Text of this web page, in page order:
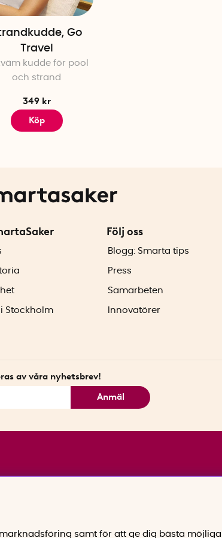
Go
Travel
kudde för pool
och strand
349 kr
Köp
i Stockholm
Följ oss
Blogg: Smarta tips
Press
Samarbeten
Innovatörer
av våra nyhetsbrev!
Anmäl
samt för att ge dig bästa möjliga